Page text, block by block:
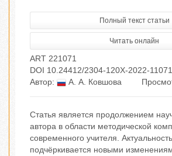
Полный текст статьи
Читать онлайн
ART 221071
DOI 10.24412/2304-120X-2022-11071
Автор:
А. А. Ковшова
Статья является продолжением
автора в области методической
современного учителя.
подчёркивается новыми